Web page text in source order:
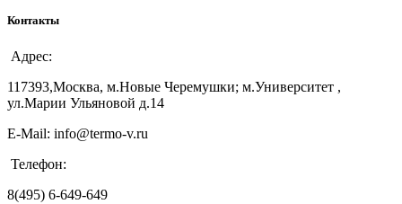
Контакты
Адрес:
117393,Москва, м.Новые Черемушки; м.Университет ,
ул.Марии Ульяновой д.14
E-Mail: info@termo-v.ru
Телефон:
8(495) 6-649-649